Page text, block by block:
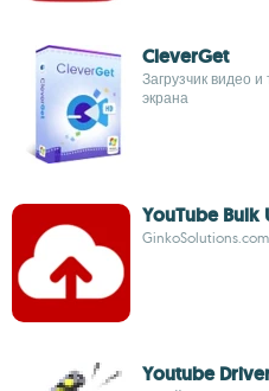
CleverGet
Загрузчик видео
экрана
YouTube Bulk
GinkoSolutions.com
Youtube